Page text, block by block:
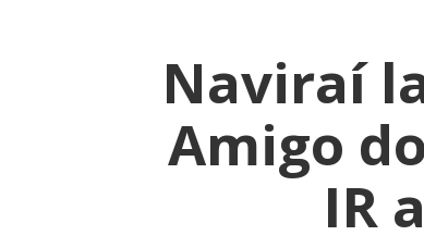
Naviraí
Amigo
IR